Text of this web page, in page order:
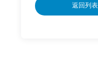
返回列表